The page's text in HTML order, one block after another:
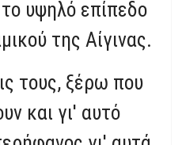
υψηλό επίπεδο
της Αίγινας.
τους, ξέρω που
και γι' αυτό